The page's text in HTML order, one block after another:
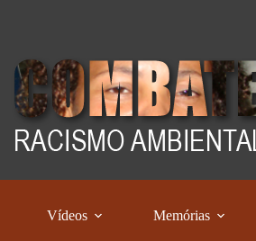
Vídeos Memórias